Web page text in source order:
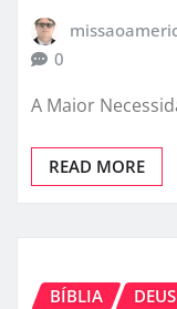
0
A Maior
READ MORE
BÍBLIA DEUS